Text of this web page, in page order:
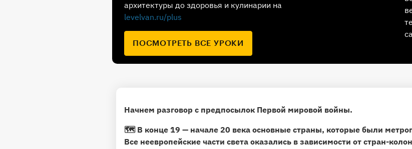
архитектуры до здоровья и кулинарии на
levelvan.ru/plus
ПОСМОТРЕТЬ ВСЕ УРОКИ
Начнем разговор с предпосылок Первой мировой войны.
🗺 В конце 19 — начале 20 века основные страны, которые были
Все неевропейские части света оказались в зависимости от стран-